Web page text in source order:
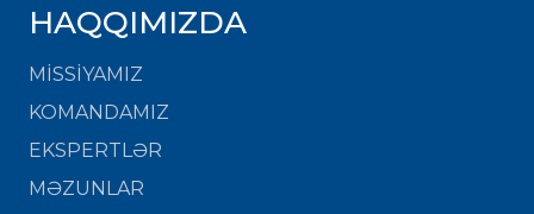
HAQQIMIZDA
MISSIYAMIZ
KOMANDAMIZ
EKSPERTLƏR
MƏZUNLAR